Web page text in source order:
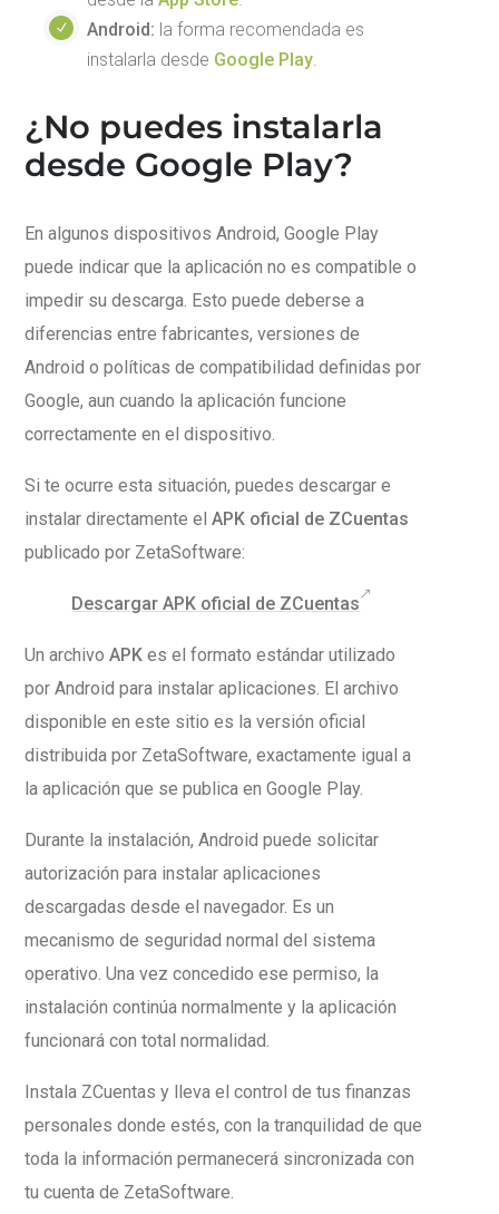
Android: la forma recomendada es
instalarla desde Google Play.
¿No puedes instalarla
desde Google Play?
En algunos dispositivos Android, Google Play
puede indicar que la aplicación no es compatible o
impedir su descarga. Esto puede deberse a
diferencias entre fabricantes, versiones de
Android o políticas de compatibilidad definidas por
Google, aun cuando la aplicación funcione
correctamente en el dispositivo.
Si te ocurre esta situación, puedes descargar e
instalar directamente el APK oficial de ZCuentas
publicado por ZetaSoftware:
Descargar APK oficial de ZCuentas
Un archivo APK es el formato estándar utilizado
por Android para instalar aplicaciones. El archivo
disponible en este sitio es la versión oficial
distribuida por ZetaSoftware, exactamente igual a
la aplicación que se publica en Google Play.
Durante la instalación, Android puede solicitar
autorización para instalar aplicaciones
descargadas desde el navegador. Es un
mecanismo de seguridad normal del sistema
operativo. Una vez concedido ese permiso, la
instalación continúa normalmente y la aplicación
funcionará con total normalidad.
Instala ZCuentas y lleva el control de tus finanzas
personales donde estés, con la tranquilidad de que
toda la información permanecerá sincronizada con
tu cuenta de ZetaSoftware.